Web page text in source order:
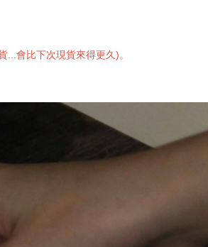
會比下次現貨來得更久)。